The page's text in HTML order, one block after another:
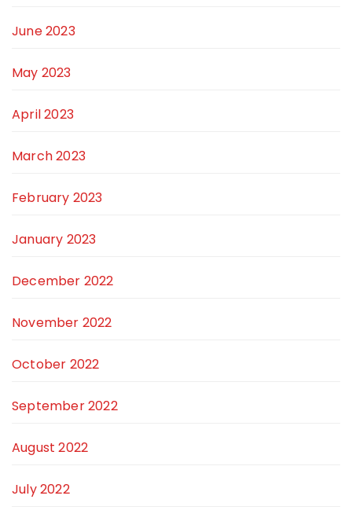
June 2023
May 2023
April 2023
March 2023
February 2023
January 2023
December 2022
November 2022
October 2022
September 2022
August 2022
July 2022